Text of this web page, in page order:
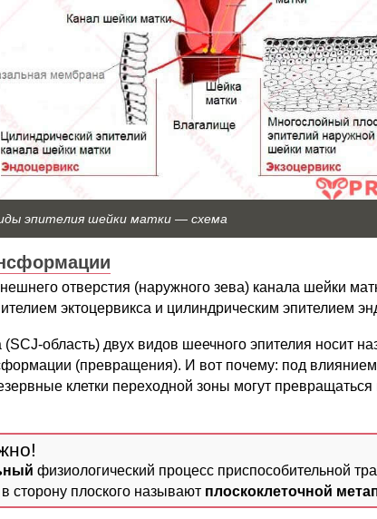
эпителия шейки матки — схема
отверстия (наружного зева) канала шейки
эктоцервикса и цилиндрическим эпителием
(SCJ-область) двух видов шеечного эпителия носит
(превращения). И вот почему: под
клетки переходной зоны могут
физиологический процесс приспособительной
сторону плоского называют плоскоклеточной